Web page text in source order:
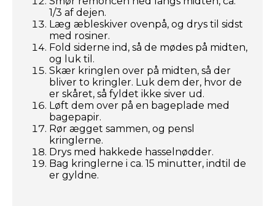
1/3 af dejen.
Læg æbleskiver ovenpå, og drys til sidst
med rosiner.
Fold siderne ind, så de mødes på midten,
og luk til.
Skær kringlen over på midten, så der
bliver to kringler. Luk dem der, hvor de
er skåret, så fyldet ikke siver ud.
Løft dem over på en bageplade med
bagepapir.
Rør ægget sammen, og pensl
kringlerne.
Drys med hakkede hasselnødder.
Bag kringlerne i ca. 15 minutter, indtil de
er gyldne.